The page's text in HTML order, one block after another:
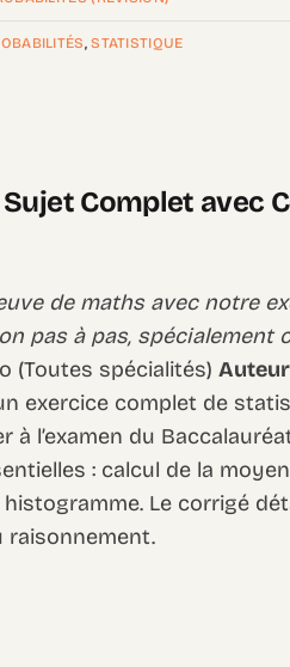
,STATISTIQUE
Complet avec
de maths avec notre
pas à pas, spécialement
(Toutes spécialités)
exercice complet de
l’examen du
: calcul de la
Le corrigé
raisonnement.